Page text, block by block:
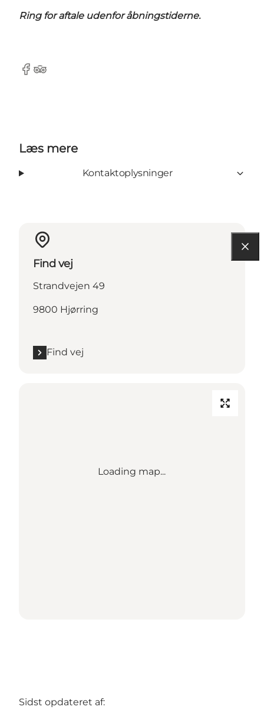
Ring for aftale udenfor åbningstiderne.
Facebook
Tripadvisor
Læs mere
Kontaktoplysninger
Find vej
Strandvejen 49
9800 Hjørring
Find vej
Loading map...
Sidst opdateret af: